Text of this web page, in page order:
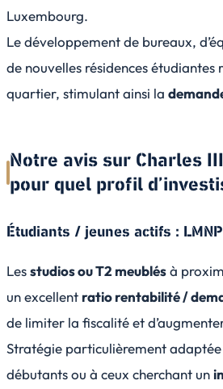
Luxembourg.
Le développement de bureaux,
de nouvelles résidences étudiantes
quartier, stimulant ainsi la
Notre avis sur Charles
pour quel profil
Étudiants / jeunes actifs :
Lesstudios ou T2 meublésà
un excellent ratio rentabilité /
de limiter la fiscalité et
Stratégie particulièrement adaptée
débutants ou à ceux cherchant un